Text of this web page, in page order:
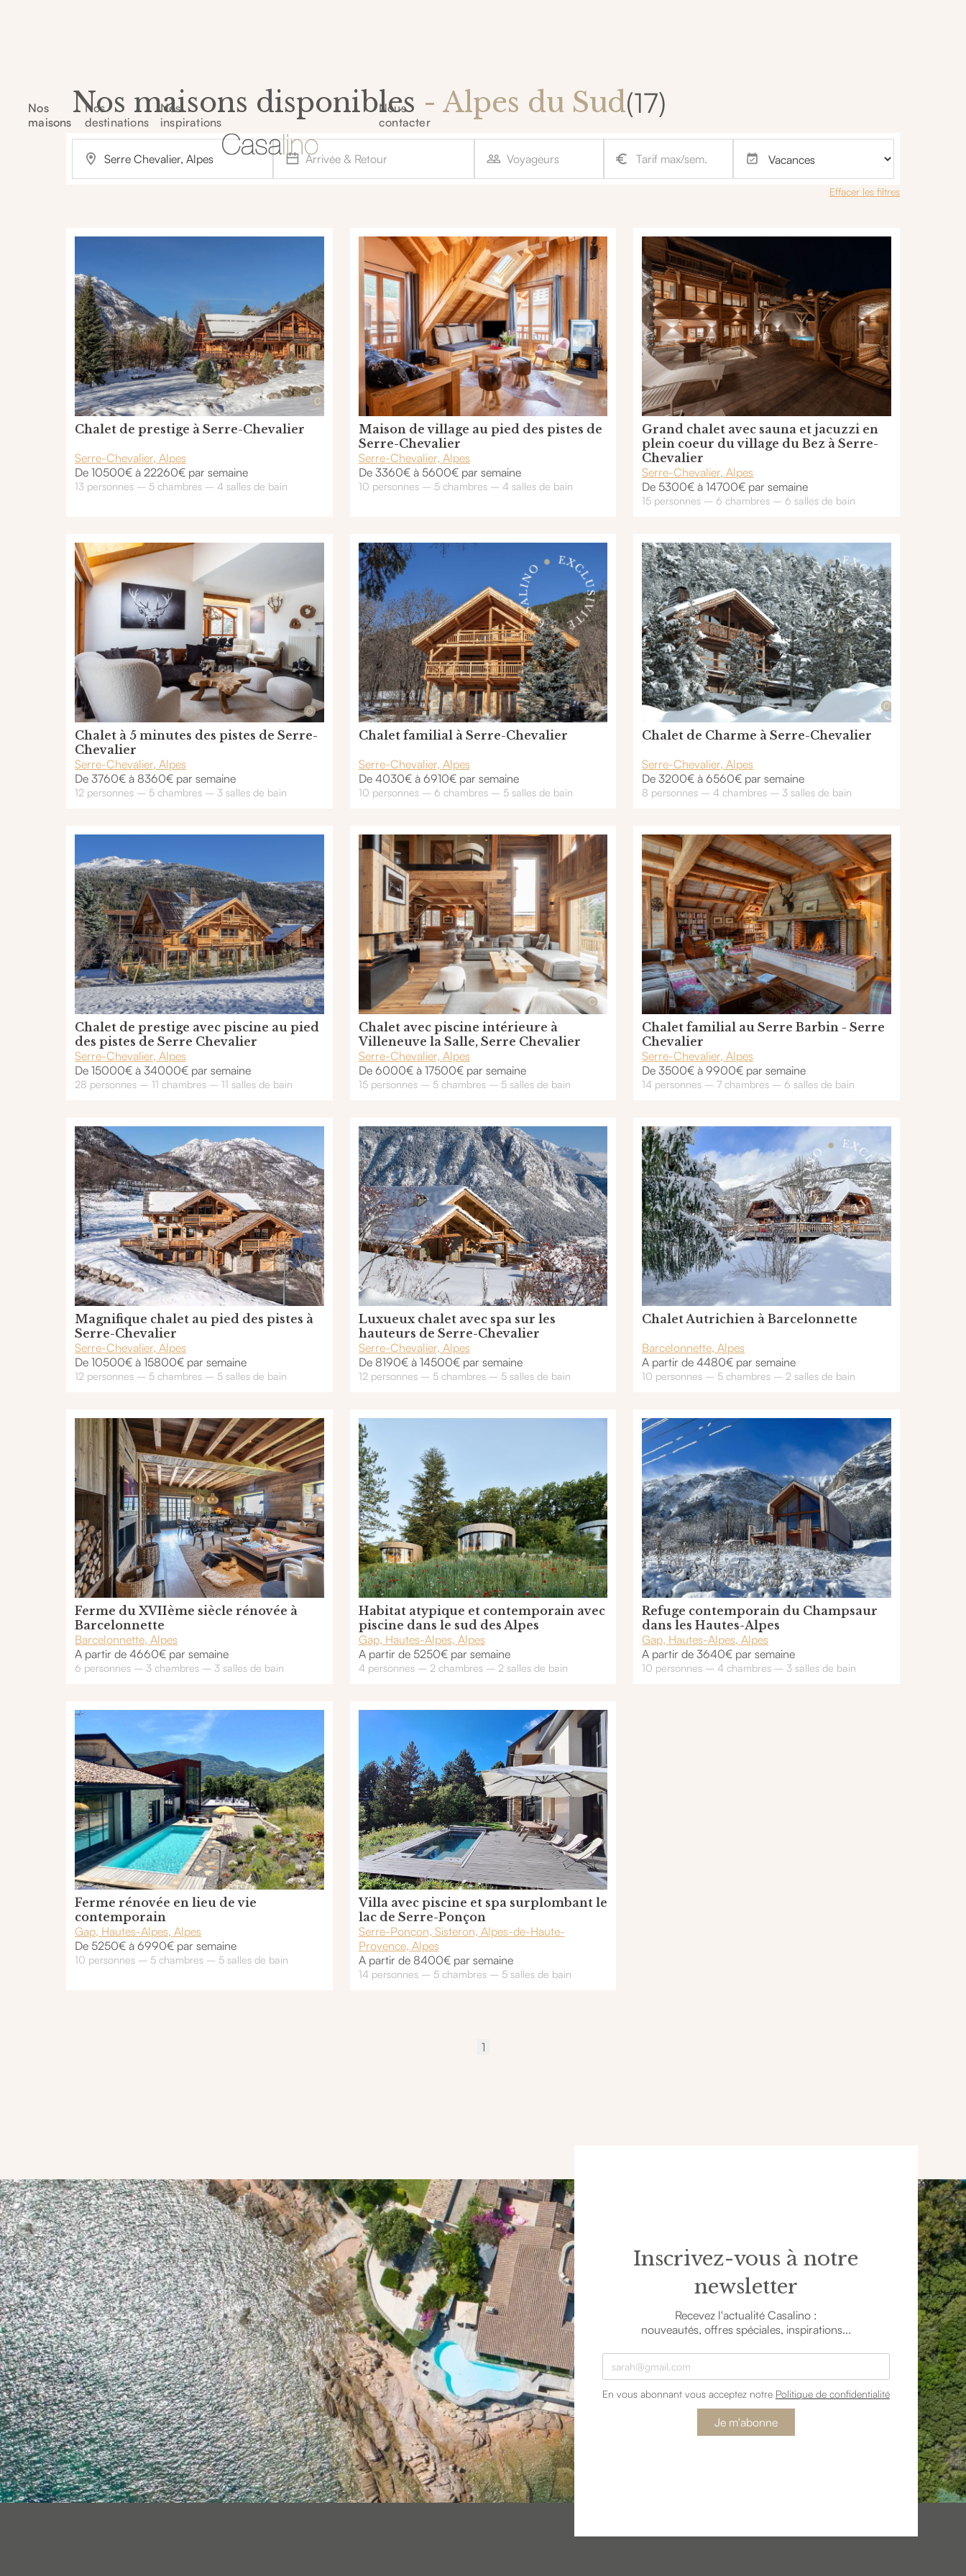
Nos
maisons
Nos
destinations
Nos
inspirations
Nous
contacter
Nos maisons disponibles - Alpes du Sud(17)
Effacer les filtres
Chalet de prestige à Serre-Chevalier
Serre-Chevalier, Alpes
De 10500€ à 22260€ par semaine
13 personnes – 5 chambres – 4 salles de bain
Maison de village au pied des pistes de
Serre-Chevalier
Serre-Chevalier, Alpes
De 3360€ à 5600€ par semaine
10 personnes – 5 chambres – 4 salles de bain
Grand chalet avec sauna et jacuzzi en
plein coeur du village du Bez à Serre-
Chevalier
Serre-Chevalier, Alpes
De 5300€ à 14700€ par semaine
15 personnes – 6 chambres – 6 salles de bain
Chalet à 5 minutes des pistes de Serre-
Chevalier
Serre-Chevalier, Alpes
De 3760€ à 8360€ par semaine
12 personnes – 5 chambres – 3 salles de bain
Chalet familial à Serre-Chevalier
Serre-Chevalier, Alpes
De 4030€ à 6910€ par semaine
10 personnes – 6 chambres – 5 salles de bain
Chalet de Charme à Serre-Chevalier
Serre-Chevalier, Alpes
De 3200€ à 6560€ par semaine
8 personnes – 4 chambres – 3 salles de bain
Chalet de prestige avec piscine au pied
des pistes de Serre Chevalier
Serre-Chevalier, Alpes
De 15000€ à 34000€ par semaine
28 personnes – 11 chambres – 11 salles de bain
Chalet avec piscine intérieure à
Villeneuve la Salle, Serre Chevalier
Serre-Chevalier, Alpes
De 6000€ à 17500€ par semaine
15 personnes – 5 chambres – 5 salles de bain
Chalet familial au Serre Barbin - Serre
Chevalier
Serre-Chevalier, Alpes
De 3500€ à 9900€ par semaine
14 personnes – 7 chambres – 6 salles de bain
Magnifique chalet au pied des pistes à
Serre-Chevalier
Serre-Chevalier, Alpes
De 10500€ à 15800€ par semaine
12 personnes – 5 chambres – 5 salles de bain
Luxueux chalet avec spa sur les
hauteurs de Serre-Chevalier
Serre-Chevalier, Alpes
De 8190€ à 14500€ par semaine
12 personnes – 5 chambres – 5 salles de bain
Chalet Autrichien à Barcelonnette
Barcelonnette, Alpes
A partir de 4480€ par semaine
10 personnes – 5 chambres – 2 salles de bain
Ferme du XVIIème siècle rénovée à
Barcelonnette
Barcelonnette, Alpes
A partir de 4660€ par semaine
6 personnes – 3 chambres – 3 salles de bain
Habitat atypique et contemporain avec
piscine dans le sud des Alpes
Gap, Hautes-Alpes, Alpes
A partir de 5250€ par semaine
4 personnes – 2 chambres – 2 salles de bain
Refuge contemporain du Champsaur
dans les Hautes-Alpes
Gap, Hautes-Alpes, Alpes
A partir de 3640€ par semaine
10 personnes – 4 chambres – 3 salles de bain
Ferme rénovée en lieu de vie
contemporain
Gap, Hautes-Alpes, Alpes
De 5250€ à 6990€ par semaine
10 personnes – 5 chambres – 5 salles de bain
Villa avec piscine et spa surplombant le
lac de Serre-Ponçon
Serre-Ponçon, Sisteron, Alpes-de-Haute-
Provence, Alpes
A partir de 8400€ par semaine
14 personnes – 5 chambres – 5 salles de bain
1
Inscrivez-vous à notre
newsletter
Recevez l'actualité Casalino :
nouveautés, offres spéciales, inspirations...
En vous abonnant vous acceptez notre Politique de confidentialité